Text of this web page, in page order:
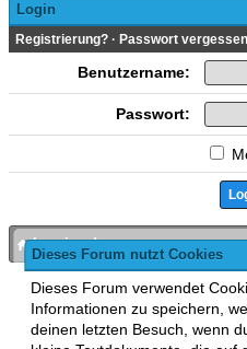
Dieses Forum nutzt Cookies
Dieses Forum verwendet
Informationen zu speichern,
deinen letzten Besuch, wenn
Login
Registrierung? · Passwort
Benutzername:
Passwort:
bronies.de
MyBB , mobile
Zur Desktop-
This forum uses